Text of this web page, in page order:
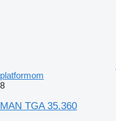
platformom
8
MAN TGA 35.360